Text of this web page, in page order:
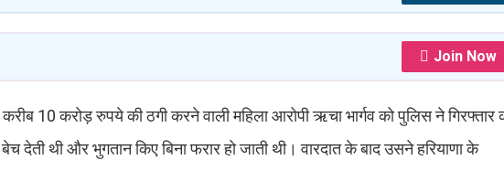
Join Now
10 करोड़ रुपये की ठगी करने वाली महिला आरोपी ऋचा भार्गव को पुलिस ने गिरफ्तार
देती थी और भुगतान किए बिना फरार हो जाती थी। वारदात के बाद उसने हरियाणा के